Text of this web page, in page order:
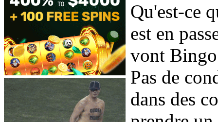
Qu'est-ce
est en
vont
Pas de
dans des